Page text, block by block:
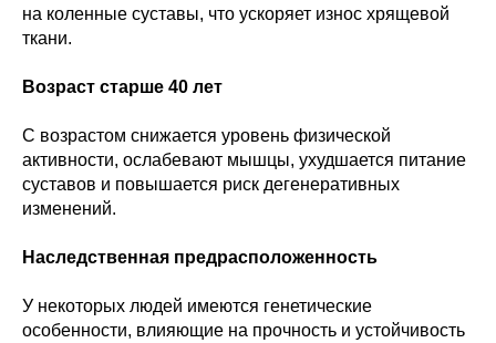
на коленные суставы, что ускоряет износ хрящевой
ткани.
Возраст старше 40 лет
С возрастом снижается уровень физической
активности, ослабевают мышцы, ухудшается питание
суставов и повышается риск дегенеративных
изменений.
Наследственная предрасположенность
У некоторых людей имеются генетические
особенности, влияющие на прочность и устойчивость